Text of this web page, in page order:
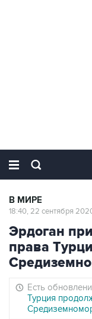
В МИРЕ
18:40, 22 сентября
Эрдоган
права
Есть
Турция